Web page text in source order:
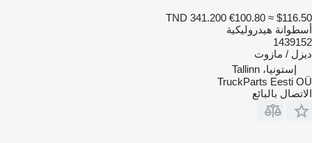
TND 341.200 €100.80 ≈ $116.50
أسطوانة هيدروليكية
1439152
ديزل / مازوت
إستونيا، Tallinn
TruckParts Eesti OÜ
الاتصال بالبائع